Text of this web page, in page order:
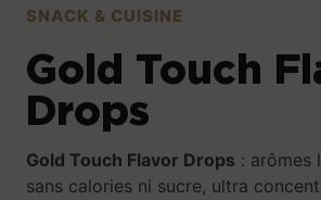
SNACK & CUISINE
Gold Touch
Drops
Gold Touch Flavor Drops : arômes
sans calories ni sucre, ultra